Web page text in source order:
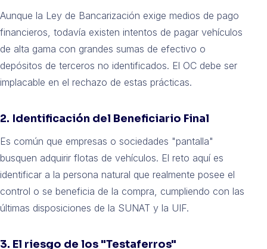
Aunque la Ley de Bancarización exige medios de pago
financieros, todavía existen intentos de pagar vehículos
de alta gama con grandes sumas de efectivo o
depósitos de terceros no identificados. El OC debe ser
implacable en el rechazo de estas prácticas.
2. Identificación del Beneficiario Final
Es común que empresas o sociedades "pantalla"
busquen adquirir flotas de vehículos. El reto aquí es
identificar a la persona natural que realmente posee el
control o se beneficia de la compra, cumpliendo con las
últimas disposiciones de la SUNAT y la UIF.
3. El riesgo de los "Testaferros"